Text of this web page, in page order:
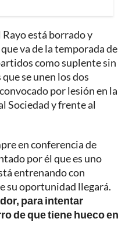
Rayo está borrado y
va de la temporada de
como suplente sin
se unen los dos
por lesión en la
Sociedad y frente al
en conferencia de
por él que es uno
entrenando con
su oportunidad llegará.
para intentar
de que tiene hueco en